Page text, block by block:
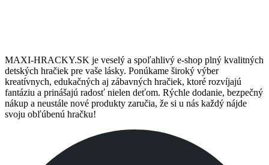
MAXI-HRACKY.SK je veselý a spoľahlivý e-shop plný kvalitných
detských hračiek pre vaše lásky. Ponúkame široký výber
kreatívnych, edukačných aj zábavných hračiek, ktoré rozvíjajú
fantáziu a prinášajú radosť nielen deťom. Rýchle dodanie, bezpečný
nákup a neustále nové produkty zaručia, že si u nás každý nájde
svoju obľúbenú hračku!